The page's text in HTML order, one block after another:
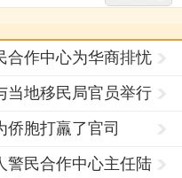
合作中心为华商排忧
当地移民局官员举行
胞打羸了官司
警民合作中心主任陆